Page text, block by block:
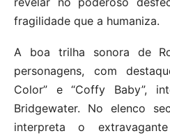
fragilidade que a humaniza.
A boa trilha sonora de
personagens, com
Color” e “Coffy Baby”,
Bridgewater. No elenco
interpreta o